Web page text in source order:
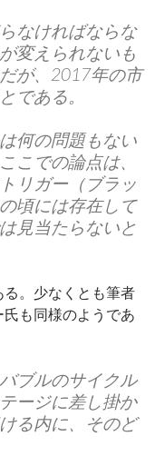
なければならな
変えられないも
が、2017年の市
である。
何の問題もない
こでの論点は、
リガー（ブラッ
頃には存在して
見当たらないと
。少なくとも筆者
も同様のようであ
ブルのサイクル
ージに差し掛か
る内に、そのど